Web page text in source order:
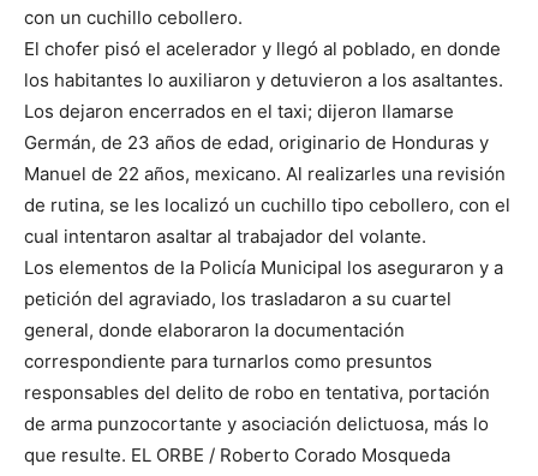
con un cuchillo cebollero.
El chofer pisó el acelerador y llegó al poblado, en donde
los habitantes lo auxiliaron y detuvieron a los asaltantes.
Los dejaron encerrados en el taxi; dijeron llamarse
Germán, de 23 años de edad, originario de Honduras y
Manuel de 22 años, mexicano. Al realizarles una revisión
de rutina, se les localizó un cuchillo tipo cebollero, con el
cual intentaron asaltar al trabajador del volante.
Los elementos de la Policía Municipal los aseguraron y a
petición del agraviado, los trasladaron a su cuartel
general, donde elaboraron la documentación
correspondiente para turnarlos como presuntos
responsables del delito de robo en tentativa, portación
de arma punzocortante y asociación delictuosa, más lo
que resulte. EL ORBE / Roberto Corado Mosqueda